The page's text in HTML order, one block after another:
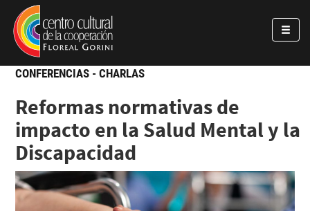
Pasar al contenido principal
Jump to main content
CONFERENCIAS - CHARLAS
Reformas normativas de
impacto en la Salud Mental y la
Discapacidad